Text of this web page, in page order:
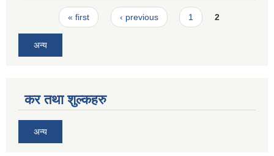
Pages« first ‹ previous 1 2
अन्य
कर तथा शुल्कहरु
अन्य